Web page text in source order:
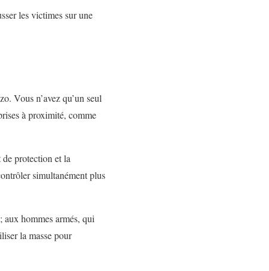
les victimes sur une
Vous n’avez qu’un seul
à proximité, comme
de protection et la
simultanément plus
aux hommes armés, qui
la masse pour